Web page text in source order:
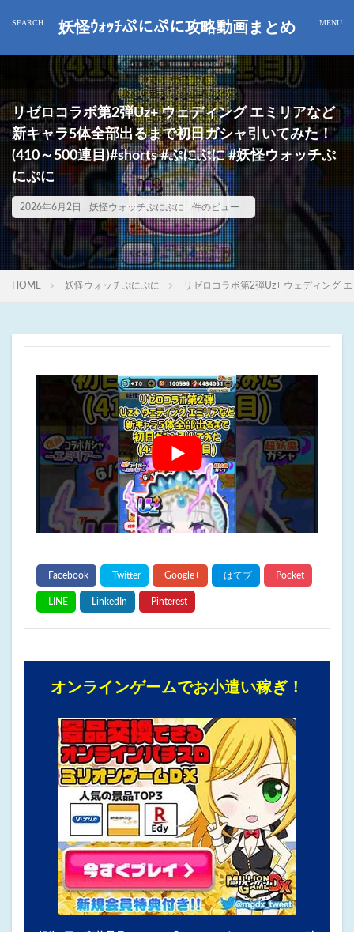
妖怪ｳｫｯﾁぷにぷに攻略動画まとめ
リゼロコラボ第2弾Uz+ ウェディング エミリアなど
新キャラ5体全部出るまで初日ガシャ引いてみた！
(410～500連目)#shorts #ぷにぷに #妖怪ウォッチぷ
にぷに
2026年6月2日 妖怪ウォッチぷにぷに 件のビュー
HOME 妖怪ウォッチぷにぷに リゼロコラボ第2弾Uz+ ウェディング
オンラインゲームでお小遣い稼ぎ！